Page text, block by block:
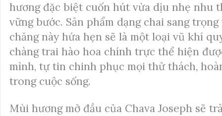
hương đặc biệt cuốn hút vừa dịu nhẹ nhu
vững bước. Sản phẩm dạng chai sang
chăng này hứa hẹn sẽ là một loại vũ khí
chàng trai hào hoa chính trực thể hiện
mình, tự tin chinh phục mọi thử thách,
trong cuộc sống.
Mùi hương mở đầu của Chava Joseph sẽ